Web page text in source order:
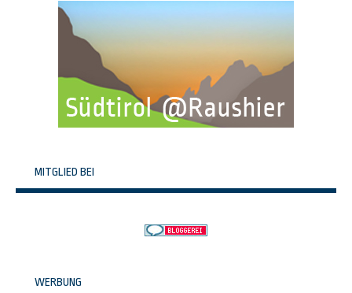
MITGLIED BEI
WERBUNG